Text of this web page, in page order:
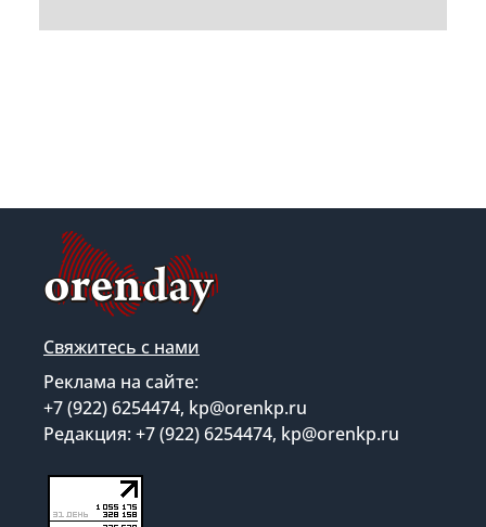
Свяжитесь с нами
Реклама на сайте:
+7 (922) 6254474, kp@orenkp.ru
Редакция: +7 (922) 6254474, kp@orenkp.ru